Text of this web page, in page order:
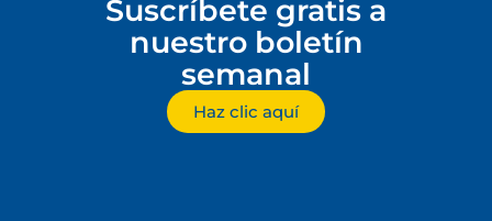
Suscríbete gratis a
nuestro boletín
semanal
Haz clic aquí